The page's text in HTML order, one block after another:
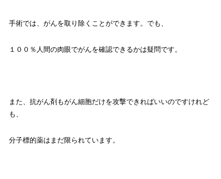
手術では、がんを取り除くことができます。でも、
１００％人間の肉眼でがんを確認できるかは疑問です。
また、抗がん剤もがん細胞だけを攻撃できればいいのですけれど
も、
分子標的薬はまだ限られています。